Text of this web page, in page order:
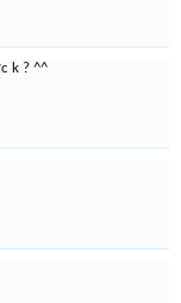
k ? ^^